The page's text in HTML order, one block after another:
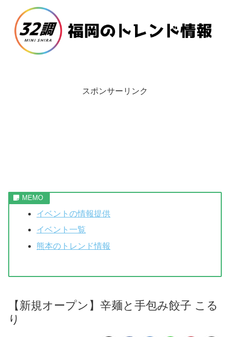
スポンサーリンク
イベントの情報提供
イベント一覧
熊本のトレンド情報
【新規オープン】辛麺と手包み餃子 こる
り